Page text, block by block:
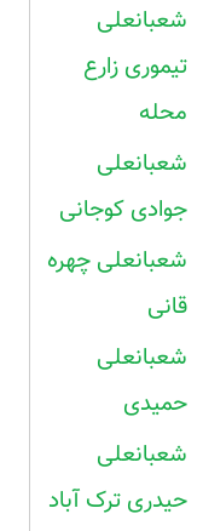
شعبانعلی
تیموری زارع
محله
شعبانعلی
جوادی کوجانی
شعبانعلی چهره
قانی
شعبانعلی
حمیدی
شعبانعلی
حیدری ترک آباد